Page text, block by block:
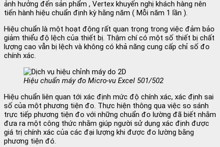
ảnh hưởng đến sản phẩm , Vertex khuyến nghị khách hàng nên
tiến hành hiệu chuẩn định kỳ hằng năm ( Mỗi năm 1 lần ).
Hiệu chuẩn là một hoạt động rất quan trọng trong việc đảm bảo
giảm thiểu độ lệch của thiết bị. Thậm chí có một số thiết bị chất
lượng cao vẫn bị lệch và không có khả năng cung cấp chỉ số đo
chính xác.
Hiệu chuẩn máy đo Micro-vu Excel 501/502
Hiệu chuẩn liên quan tới xác định mức độ chính xác, xác định sai
số của một phương tiện đo. Thực hiện thông qua việc so sánh
trực tiếp phương tiện đo với những chuẩn đo lường đã biết nhằm
đưa ra một công thức nhằm giúp người sử dụng xác định được
giá trị chính xác của các đại lượng khi được đo lường bằng
phương tiện đó.